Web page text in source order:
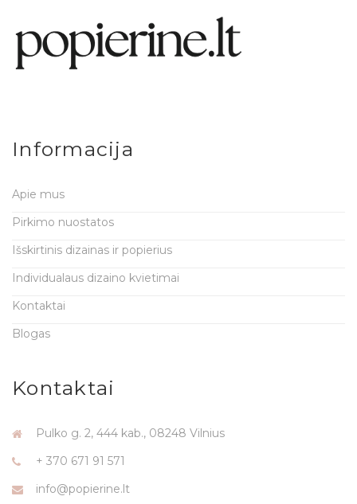
Informacija
Apie mus
Pirkimo nuostatos
Išskirtinis dizainas ir popierius
Individualaus dizaino kvietimai
Kontaktai
Blogas
Kontaktai
Pulko g. 2, 444 kab., 08248 Vilnius
+ 370 671 91 571
info@popierine.lt